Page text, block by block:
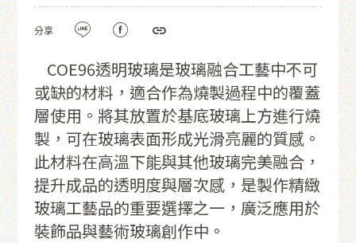
分享
COE96透明玻璃是玻璃融合工藝中不可
或缺的材料，適合作為燒製過程中的覆蓋
層使用。將其放置於基底玻璃上方進行燒
製，可在玻璃表面形成光滑亮麗的質感。
此材料在高溫下能與其他玻璃完美融合，
提升成品的透明度與層次感，是製作精緻
玻璃工藝品的重要選擇之一，廣泛應用於
裝飾品與藝術玻璃創作中。